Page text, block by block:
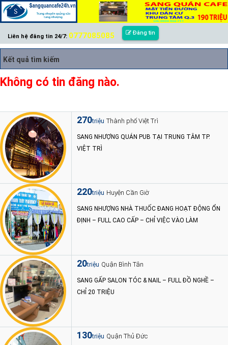
Liên hệ đăng tin 24/7: 0777085085 Đăng tin
Kết quả tìm kiếm
Không có tin đăng nào.
270triệu Thành phố Việt Trì
SANG NHƯỢNG QUÁN PUB TẠI TRUNG TÂM TP.
VIỆT TRÌ
220triệu Huyện Cần Giờ
SANG NHƯỢNG NHÀ THUỐC ĐANG HOẠT ĐỘNG ỔN
ĐỊNH – FULL CAO CẤP – CHỈ VIỆC VÀO LÀM
20triệu Quận Bình Tân
SANG GẤP SALON TÓC & NAIL – FULL ĐỒ NGHỀ –
CHỈ 20 TRIỆU
130triệu Quận Thủ Đức